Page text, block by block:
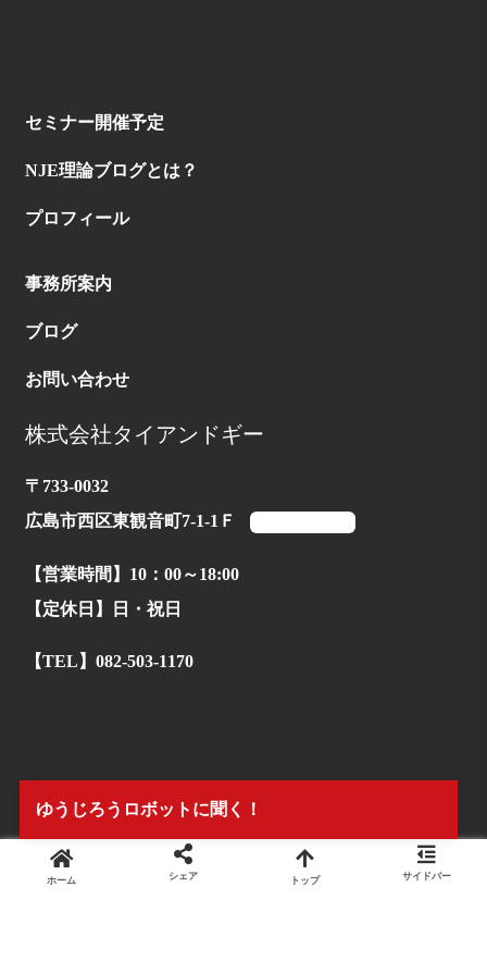
セミナー開催予定
NJE理論ブログとは？
プロフィール
事務所案内
ブログ
お問い合わせ
株式会社タイアンドギー
〒733-0032
広島市西区東観音町7-1-1Ｆ
【営業時間】10：00～18:00
【定休日】日・祝日
【TEL】082-503-1170
株式会社タイアンドギー
ホーム シェア トップ サイドバー
ゆうじろうロボットに聞く！